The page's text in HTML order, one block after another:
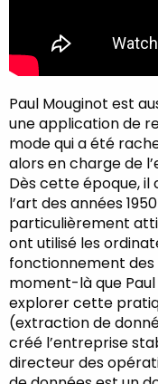
Paul Mouginot est
une application de
mode qui a été
alors en charge de
Dès cette époque,
l’art des années
particulièrement
ont utilisé les
fonctionnement des
moment-là que
explorer cette
(extraction de
créé l’entreprise
directeur des